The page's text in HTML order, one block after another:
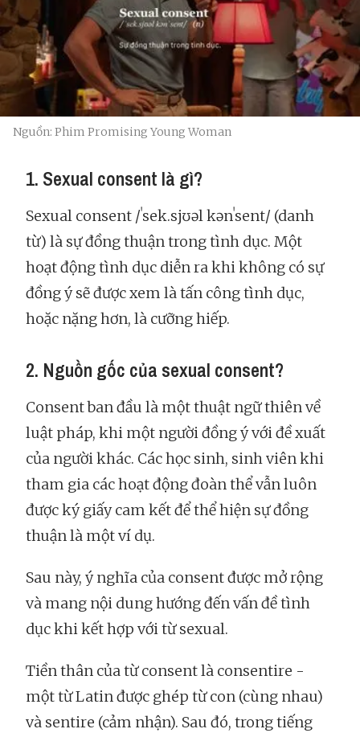
Nguồn: Phim Promising Young Woman
1. Sexual consent là gì?
Sexual consent /ˈsek.sjʊəl kənˈsent/ (danh
từ) là sự đồng thuận trong tình dục. Một
hoạt động tình dục diễn ra khi không có sự
đồng ý sẽ được xem là tấn công tình dục,
hoặc nặng hơn, là cưỡng hiếp.
2. Nguồn gốc của sexual consent?
Consent ban đầu là một thuật ngữ thiên về
luật pháp, khi một người đồng ý với đề xuất
của người khác. Các học sinh, sinh viên khi
tham gia các hoạt động đoàn thể vẫn luôn
được ký giấy cam kết để thể hiện sự đồng
thuận là một ví dụ.
Sau này, ý nghĩa của consent được mở rộng
và mang nội dung hướng đến vấn đề tình
dục khi kết hợp với từ sexual.
Tiền thân của từ consent là consentire -
một từ Latin được ghép từ con (cùng nhau)
và sentire (cảm nhận). Sau đó, trong tiếng